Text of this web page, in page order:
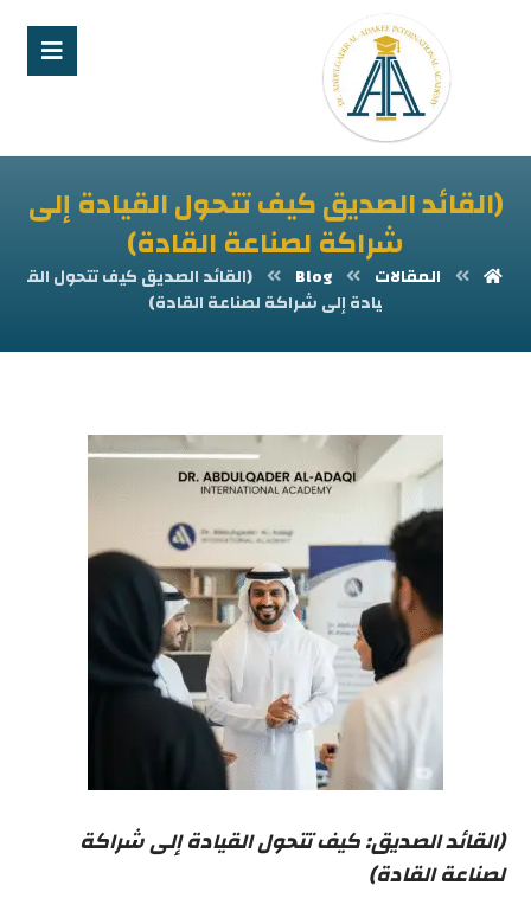
(القائد الصديق كيف تتحول القيادة إلى
شراكة لصناعة القادة)
المقالات Blog
(القائد الصديق كيف تتحول الق
يادة إلى شراكة لصناعة القادة)
(القائد الصديق: كيف تتحول القيادة إلى شراكة
لصناعة القادة)